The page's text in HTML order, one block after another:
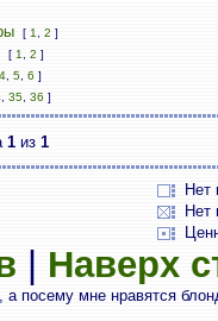
[ 1 2 ]
[ 1 2 ]
4 5 6 ]
35 36 ]
1 из 1
Нет
Нет
Наверх
посему мне нравятся